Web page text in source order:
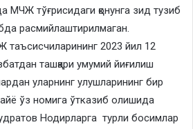
МЧЖ тўғрисидаги қонунга зид тузиб
расмийлаштирилмаган.
таъсисчиларининг 2023 йил 12
ташқари умумий йиғилиш
уларнинг улушларининг бир
ўз номига ўтказиб олишида
Нодирларга турли босимлар